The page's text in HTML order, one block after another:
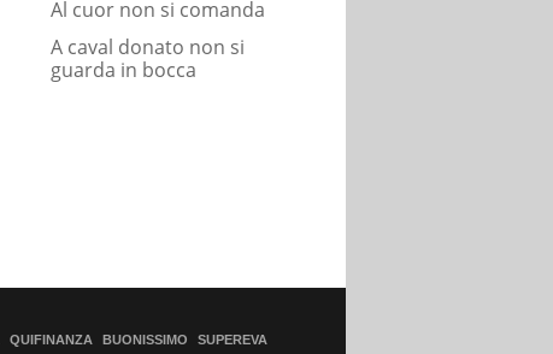
Al cuor non si comanda
A caval donato non si
guarda in bocca
QUIFINANZA BUONISSIMO SUPEREVA